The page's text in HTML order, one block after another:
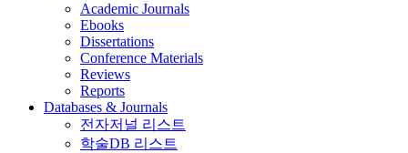
Academic Journals
Ebooks
Dissertations
Conference Materials
Reviews
Reports
Databases & Journals
전자저널 리스트
학술DB 리스트